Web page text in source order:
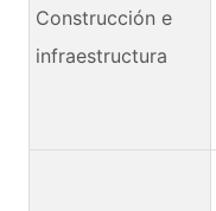
Construcción e
infraestructura